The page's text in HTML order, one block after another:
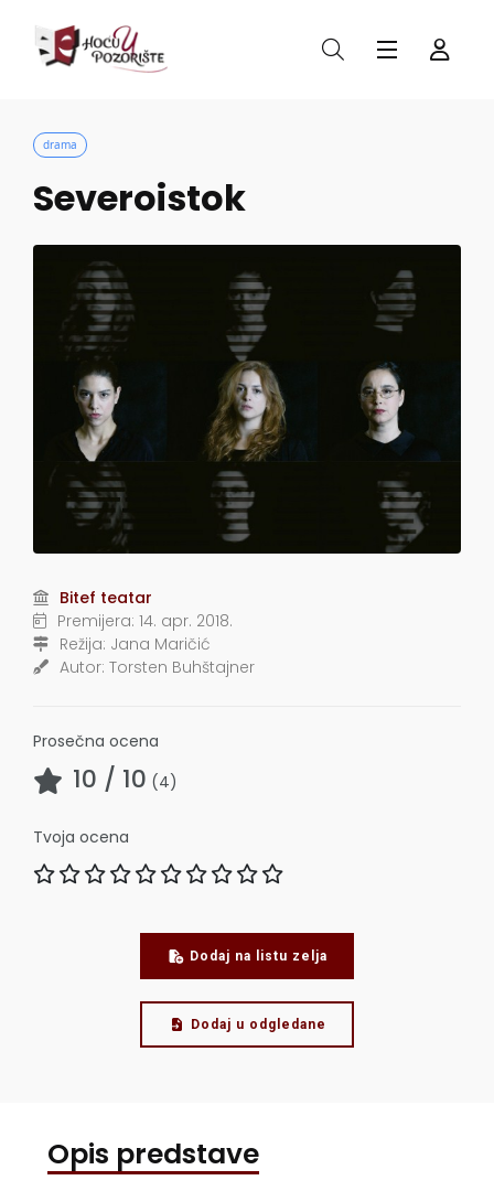
drama
Severoistok
Bitef teatar
Premijera: 14. apr. 2018.
Režija: Jana Maričić
Autor: Torsten Buhštajner
Prosečna ocena
10 / 10 (4)
Tvoja ocena
Dodaj na listu zelja
Dodaj u odgledane
Opis predstave